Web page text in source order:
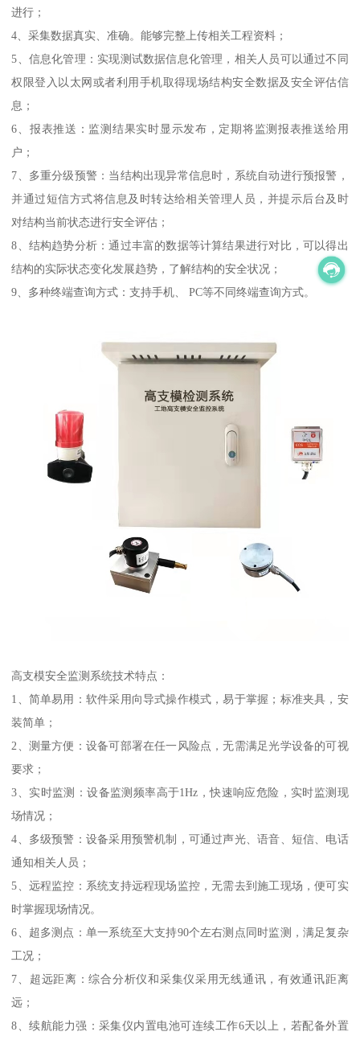
进行；
4、采集数据真实、准确。能够完整上传相关工程资料；
5、信息化管理：实现测试数据信息化管理，相关人员可以通过不同
权限登入以太网或者利用手机取得现场结构安全数据及安全评估信
息；
6、报表推送：监测结果实时显示发布，定期将监测报表推送给用
户；
7、多重分级预警：当结构出现异常信息时，系统自动进行预报警，
并通过短信方式将信息及时转达给相关管理人员，并提示后台及时
对结构当前状态进行安全评估；
8、结构趋势分析：通过丰富的数据等计算结果进行对比，可以得出
结构的实际状态变化发展趋势，了解结构的安全状况；
9、多种终端查询方式：支持手机、 PC等不同终端查询方式。
高支模安全监测系统技术特点：
1、简单易用：软件采用向导式操作模式，易于掌握；标准夹具，安
装简单；
2、测量方便：设备可部署在任一风险点，无需满足光学设备的可视
要求；
3、实时监测：设备监测频率高于1Hz，快速响应危险，实时监测现
场情况；
4、多级预警：设备采用预警机制，可通过声光、语音、短信、电话
通知相关人员；
5、远程监控：系统支持远程现场监控，无需去到施工现场，便可实
时掌握现场情况。
6、超多测点：单一系统至大支持90个左右测点同时监测，满足复杂
工况；
7、超远距离：综合分析仪和采集仪采用无线通讯，有效通讯距离
远；
8、续航能力强：采集仪内置电池可连续工作6天以上，若配备外置